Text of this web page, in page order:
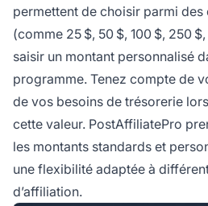
permettent de choisir parmi
(comme 25 $, 50 $, 100 $, 250
saisir un montant personnalisé
programme. Tenez compte de
de vos besoins de trésorerie
cette valeur. PostAffiliatePro
les montants standards et
une flexibilité adaptée à
d’affiliation.